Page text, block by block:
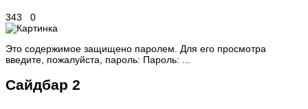
343 0
Это содержимое защищено паролем. Для его просмотра
введите, пожалуйста, пароль: Пароль: ...
Сайдбар 2